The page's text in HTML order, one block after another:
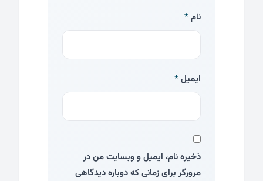
نام*
ایمیل*
ذخیره نام، ایمیل و وبسایت من در
مرورگر برای زمانی که دوباره دیدگاهی